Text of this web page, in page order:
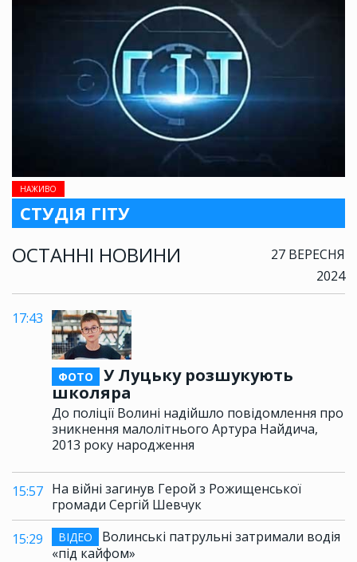
НАЖИВО
СТУДІЯ ГІТУ
ОСТАННІ НОВИНИ
27 ВЕРЕСНЯ
2024
17:43
ФОТО
У Луцьку розшукують
школяра
До поліції Волині надійшло повідомлення про
зникнення малолітнього Артура Найдича,
2013 року народження
15:57 На війні загинув Герой з Рожищенської
громади Сергій Шевчук
15:29
ВІДЕО
Волинські патрульні затримали водія
«під кайфом»